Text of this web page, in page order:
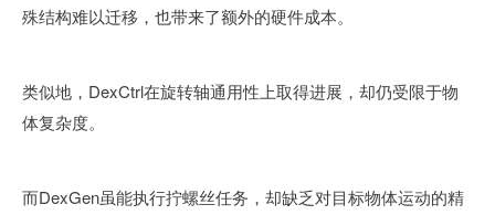
殊结构难以迁移，也带来了额外的硬件成本。
类似地，DexCtrl在旋转轴通用性上取得进展，却仍受限于物
体复杂度。
而DexGen虽能执行拧螺丝任务，却缺乏对目标物体运动的精